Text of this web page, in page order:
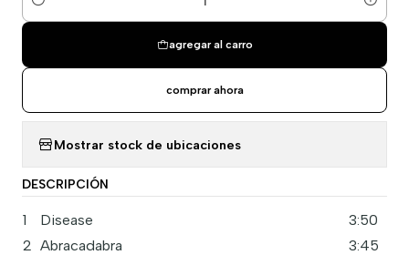
Cantidad
agregar al carro
comprar ahora
Mostrar stock de ubicaciones
DESCRIPCIÓN
1 Disease
3:50
2 Abracadabra
3:45